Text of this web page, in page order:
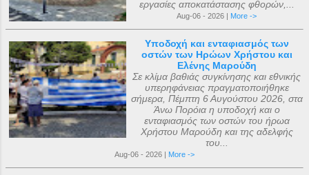
εργασίες αποκατάστασης φθορών,...
Aug-06 - 2026 | More ->
Υποδοχή και ενταφιασμός των
οστών των Ηρώων Χρήστου και
Ελένης Μαρούδη
Σε κλίμα βαθιάς συγκίνησης και εθνικής
υπερηφάνειας πραγματοποιήθηκε
σήμερα, Πέμπτη 6 Αυγούστου 2026, στα
Άνω Πορόια η υποδοχή και ο
ενταφιασμός των οστών του ήρωα
Χρήστου Μαρούδη και της αδελφής
του...
Aug-06 - 2026 | More ->